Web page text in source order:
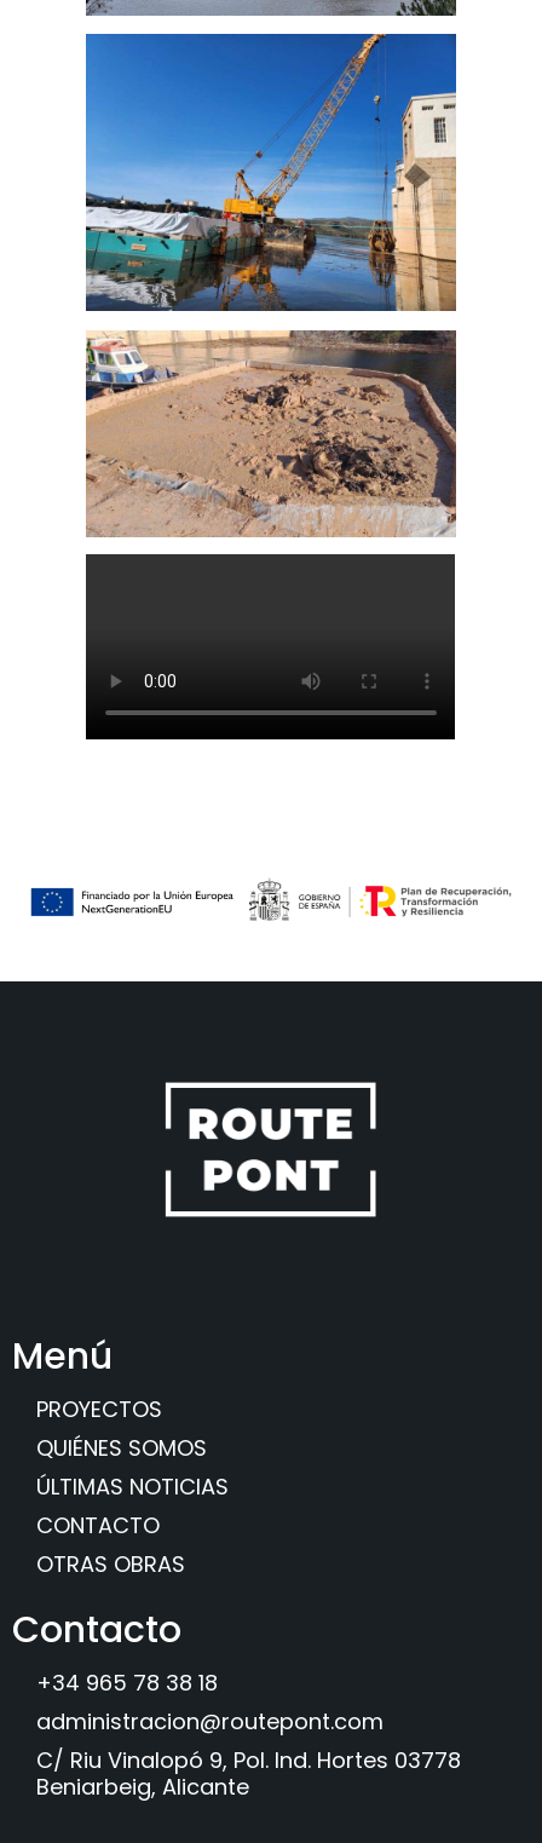
Menú
PROYECTOS
QUIÉNES SOMOS
ÚLTIMAS NOTICIAS
CONTACTO
OTRAS OBRAS
Contacto
+34 965 78 38 18
administracion@routepont.com
C/ Riu Vinalopó 9, Pol. Ind. Hortes 03778
Beniarbeig, Alicante